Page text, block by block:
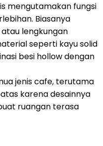
mengutamakan fungsi
Biasanya
lengkungan
seperti kayu solid
besi hollow dengan
jenis cafe, terutama
karena desainnya
ruangan terasa